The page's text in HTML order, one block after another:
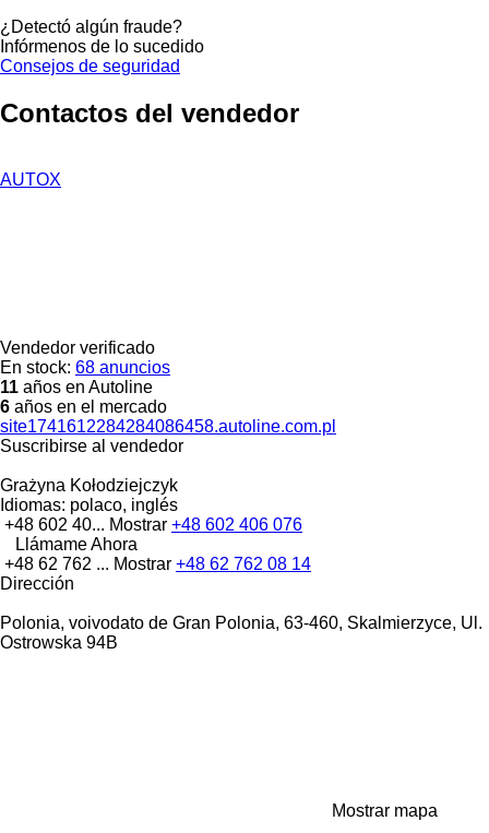
¿Detectó algún fraude?
Infórmenos de lo sucedido
Consejos de seguridad
Contactos del vendedor
AUTOX
Vendedor verificado
En stock: 68 anuncios
11 años en Autoline
6 años en el mercado
site1741612284284086458.autoline.com.pl
Suscribirse al vendedor
Grażyna Kołodziejczyk
Idiomas: polaco, inglés
+48 602 40... Mostrar +48 602 406 076
Llámame Ahora
+48 62 762 ... Mostrar +48 62 762 08 14
Dirección
Polonia, voivodato de Gran Polonia, 63-460, Skalmierzyce, Ul.
Ostrowska 94B
Mostrar mapa